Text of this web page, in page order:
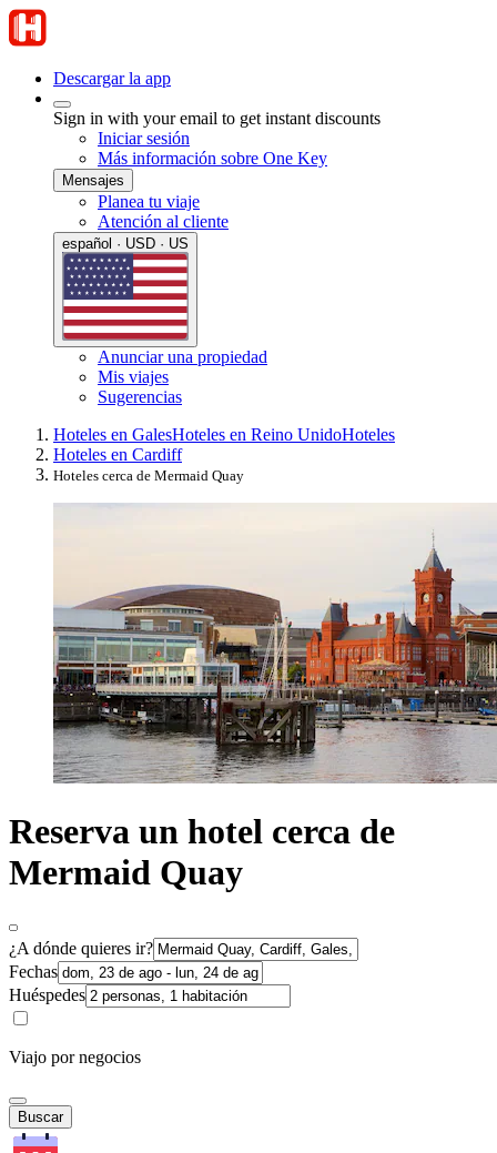
Descargar la app
Sign in with your email to get instant discounts
Iniciar sesión
Más información sobre One Key
Mensajes
Planea tu viaje
Atención al cliente
español · USD · US
Anunciar una propiedad
Mis viajes
Sugerencias
Hoteles en GalesHoteles en Reino UnidoHoteles
Hoteles en Cardiff
Hoteles cerca de Mermaid Quay
Reserva un hotel cerca de
Mermaid Quay
¿A dónde quieres ir?
Fechas
Huéspedes
Viajo por negocios
Buscar